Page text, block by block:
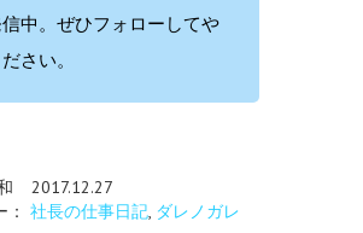
中。ぜひフォローしてや
さい。
2017.12.27
： 社長の仕事日記, ダレノガレ